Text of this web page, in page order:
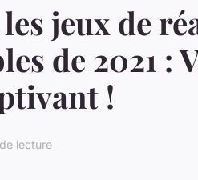
jeux de
de 2021 :
!
lecture